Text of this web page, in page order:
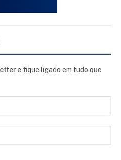
e fique ligado em tudo que